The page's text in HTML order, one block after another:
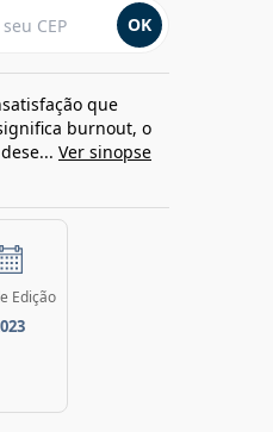
OK
que
burnout, o
Ver sinopse
Edição